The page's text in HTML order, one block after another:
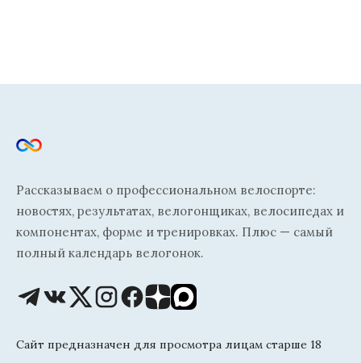
Рассказываем о профессиональном велоспорте:
новостях, результатах, велогонщиках, велосипедах и
компонентах, форме и тренировках. Плюс — самый
полный календарь велогонок.
Сайт предназначен для просмотра лицам старше 18